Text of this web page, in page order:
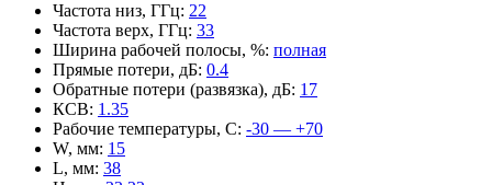
Частота низ, ГГц: 22
Частота верх, ГГц: 33
Ширина рабочей полосы, %: полная
Прямые потери, дБ: 0.4
Обратные потери (развязка), дБ: 17
КСВ: 1.35
Рабочие температуры, С: -30 — +70
W, мм: 15
L, мм: 38